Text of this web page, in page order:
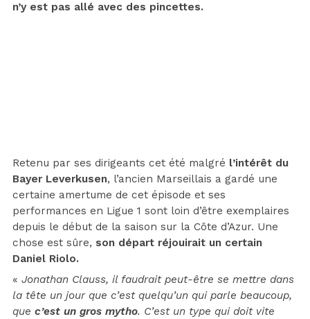
n’y est pas allé avec des pincettes.
Retenu par ses dirigeants cet été malgré l’intérêt du
Bayer Leverkusen, l’ancien Marseillais a gardé une
certaine amertume de cet épisode et ses
performances en Ligue 1 sont loin d’être exemplaires
depuis le début de la saison sur la Côte d’Azur. Une
chose est sûre, son départ réjouirait un certain
Daniel Riolo.
« Jonathan Clauss, il faudrait peut-être se mettre dans
la tête un jour que c’est quelqu’un qui parle beaucoup,
que c’est un gros mytho. C’est un type qui doit vite